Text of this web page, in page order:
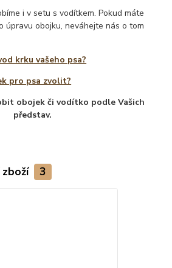
i v setu s vodítkem. Pokud máte
úpravu obojku, neváhejte nás o tom
krku vašeho psa?
pro psa zvolit?
obojek či vodítko podle Vašich
představ.
zboží 3